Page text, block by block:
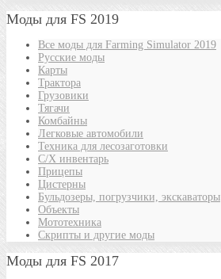
Моды для FS 2019
Все моды для Farming Simulator 2019
Русские моды
Карты
Трактора
Грузовики
Тягачи
Комбайны
Легковые автомобили
Техника для лесозаготовки
С/Х инвентарь
Прицепы
Цистерны
Бульдозеры, погрузчики, экскаваторы
Объекты
Мототехника
Скрипты и другие моды
Моды для FS 2017